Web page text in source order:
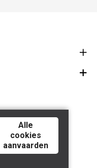
Alle
cookies
aanvaarden